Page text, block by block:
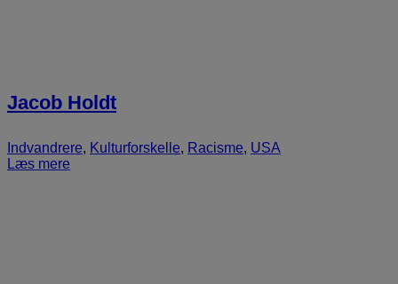
Jacob Holdt
Indvandrere, Kulturforskelle, Racisme, USA
Læs mere